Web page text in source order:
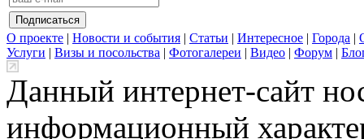
О проекте | Новости и события | Статьи | Интересное | Города |
Услуги | Визы и посольства | Фотогалереи | Видео | Форум |
Данный интернет-сайт
информационный